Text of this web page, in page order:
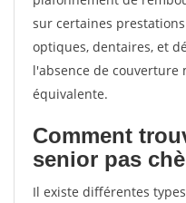
sur certaines
optiques, dentaires, et
l'absence de
équivalente.
Comment
senior pas
Il existe différentes